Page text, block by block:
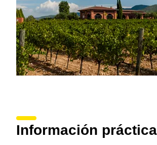
Información práctica